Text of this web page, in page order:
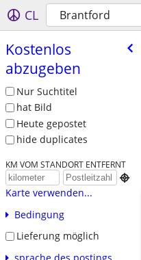
CL Brantford
Kostenlos
abzugeben
Nur Suchtitel
hat Bild
Heute gepostet
hide duplicates
KM VOM STANDORT ENTFERNT

Karte verwenden...
Bedingung
Lieferung möglich